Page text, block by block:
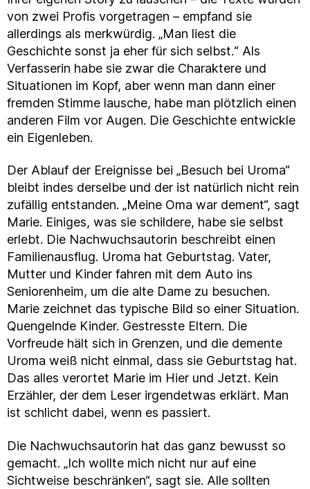
von zwei Profis vorgetragen – empfand sie
allerdings als merkwürdig. „Man liest die
Geschichte sonst ja eher für sich selbst.“ Als
Verfasserin habe sie zwar die Charaktere und
Situationen im Kopf, aber wenn man dann einer
fremden Stimme lausche, habe man plötzlich einen
anderen Film vor Augen. Die Geschichte entwickle
ein Eigenleben.
Der Ablauf der Ereignisse bei „Besuch bei Uroma“
bleibt indes derselbe und der ist natürlich nicht rein
zufällig entstanden. „Meine Oma war dement“, sagt
Marie. Einiges, was sie schildere, habe sie selbst
erlebt. Die Nachwuchsautorin beschreibt einen
Familienausflug. Uroma hat Geburtstag. Vater,
Mutter und Kinder fahren mit dem Auto ins
Seniorenheim, um die alte Dame zu besuchen.
Marie zeichnet das typische Bild so einer Situation.
Quengelnde Kinder. Gestresste Eltern. Die
Vorfreude hält sich in Grenzen, und die demente
Uroma weiß nicht einmal, dass sie Geburtstag hat.
Das alles verortet Marie im Hier und Jetzt. Kein
Erzähler, der dem Leser irgendetwas erklärt. Man
ist schlicht dabei, wenn es passiert.
Die Nachwuchsautorin hat das ganz bewusst so
gemacht. „Ich wollte mich nicht nur auf eine
Sichtweise beschränken“, sagt sie. Alle sollten